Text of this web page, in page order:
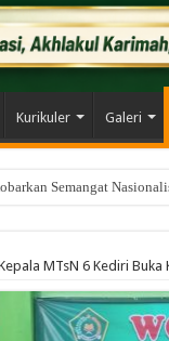
Kurikuler Galeri
Semangat
MTsN 6 Kediri Buka